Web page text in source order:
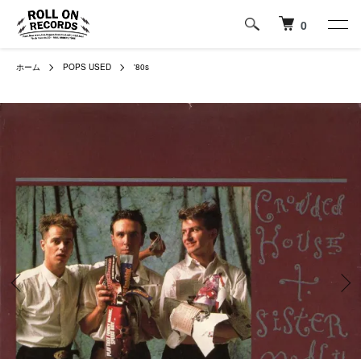
0
ホーム POPS USED '80s